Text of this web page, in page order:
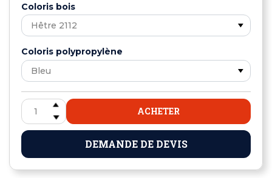
Coloris bois
Coloris polypropylène
ACHETER
DEMANDE DE DEVIS